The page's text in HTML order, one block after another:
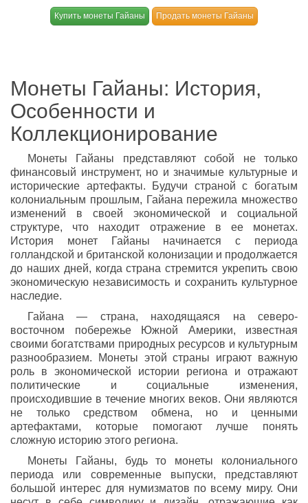
Купить монеты Гайаны Продать монеты Гайаны
Монеты Гайаны: История,
Особенности и
Коллекционирование
Монеты Гайаны представляют собой не только
финансовый инструмент, но и значимые культурные и
исторические артефакты. Будучи страной с богатым
колониальным прошлым, Гайана пережила множество
изменений в своей экономической и социальной
структуре, что находит отражение в ее монетах.
История монет Гайаны начинается с периода
голландской и британской колонизации и продолжается
до наших дней, когда страна стремится укрепить свою
экономическую независимость и сохранить культурное
наследие.
Гайана — страна, находящаяся на северо-
восточном побережье Южной Америки, известная
своими богатствами природных ресурсов и культурным
разнообразием. Монеты этой страны играют важную
роль в экономической истории региона и отражают
политические и социальные изменения,
происходившие в течение многих веков. Они являются
не только средством обмена, но и ценными
артефактами, которые помогают лучше понять
сложную историю этого региона.
Монеты Гайаны, будь то монеты колониального
периода или современные выпуски, представляют
большой интерес для нумизматов по всему миру. Они